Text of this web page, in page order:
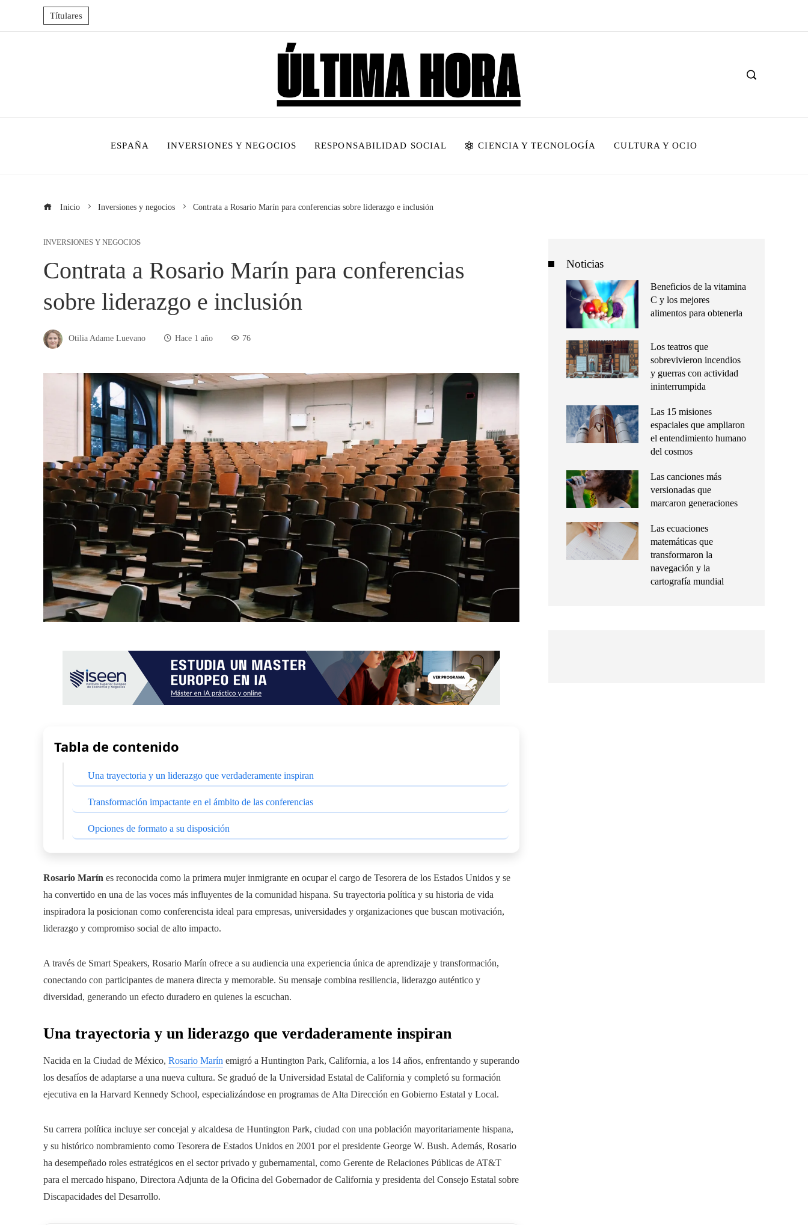
Títulares
ESPAÑA INVERSIONES Y NEGOCIOS RESPONSABILIDAD SOCIAL CIENCIA Y TECNOLOGÍA CULTURA Y OCIO
Inicio Inversiones y negocios Contrata a Rosario Marín para conferencias sobre liderazgo e inclusión
INVERSIONES Y NEGOCIOS
Contrata a Rosario Marín para conferencias
sobre liderazgo e inclusión
Otilia Adame Luevano Hace 1 año 76
Tabla de contenido
Una trayectoria y un liderazgo que verdaderamente inspiran
Transformación impactante en el ámbito de las conferencias
Opciones de formato a su disposición
Rosario Marín es reconocida como la primera mujer inmigrante en ocupar el cargo de Tesorera de los Estados Unidos y se
ha convertido en una de las voces más influyentes de la comunidad hispana. Su trayectoria política y su historia de vida
inspiradora la posicionan como conferencista ideal para empresas, universidades y organizaciones que buscan motivación,
liderazgo y compromiso social de alto impacto.
A través de Smart Speakers, Rosario Marín ofrece a su audiencia una experiencia única de aprendizaje y transformación,
conectando con participantes de manera directa y memorable. Su mensaje combina resiliencia, liderazgo auténtico y
diversidad, generando un efecto duradero en quienes la escuchan.
Una trayectoria y un liderazgo que verdaderamente inspiran
Nacida en la Ciudad de México, Rosario Marín emigró a Huntington Park, California, a los 14 años, enfrentando y superando
los desafíos de adaptarse a una nueva cultura. Se graduó de la Universidad Estatal de California y completó su formación
ejecutiva en la Harvard Kennedy School, especializándose en programas de Alta Dirección en Gobierno Estatal y Local.
Su carrera política incluye ser concejal y alcaldesa de Huntington Park, ciudad con una población mayoritariamente hispana,
y su histórico nombramiento como Tesorera de Estados Unidos en 2001 por el presidente George W. Bush. Además, Rosario
ha desempeñado roles estratégicos en el sector privado y gubernamental, como Gerente de Relaciones Públicas de AT&T
para el mercado hispano, Directora Adjunta de la Oficina del Gobernador de California y presidenta del Consejo Estatal sobre
Discapacidades del Desarrollo.
Noticias
Beneficios de la vitamina
C y los mejores
alimentos para obtenerla
Los teatros que
sobrevivieron incendios
y guerras con actividad
ininterrumpida
Las 15 misiones
espaciales que ampliaron
el entendimiento humano
del cosmos
Las canciones más
versionadas que
marcaron generaciones
Las ecuaciones
matemáticas que
transformaron la
navegación y la
cartografía mundial